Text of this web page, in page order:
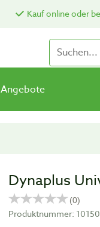
Kauf online oder
Angebote
Dynaplus
Produktnummer: